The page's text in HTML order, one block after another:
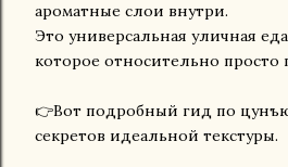
ароматные слои внутри.
Это универсальная уличная
которое относительно просто
👉Вот подробный гид по
секретов идеальной текстуры.